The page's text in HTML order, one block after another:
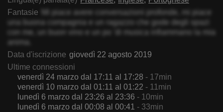
Fantasie
Mi piace avere conversazioni profonde, mi piace
una buona compagnia e un ragazzo che gode degli spazi
con me, un buon vino e un po 'di musica infiammano la mia
anima.
Data d'iscrizione giovedì 22 agosto 2019
Ultime connessioni
venerdì 24 marzo dal 17:11 al 17:28 - 17min
venerdì 10 marzo dal 01:11 al 01:22 - 11min
lunedì 6 marzo dal 23:26 al 23:36 - 10min
lunedì 6 marzo dal 00:08 al 00:41 - 33min